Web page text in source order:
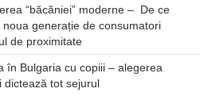
“băcăniei” moderne – De ce
noua generație de consumatori
de proximitate
în Bulgaria cu copiii – alegerea
dictează tot sejurul